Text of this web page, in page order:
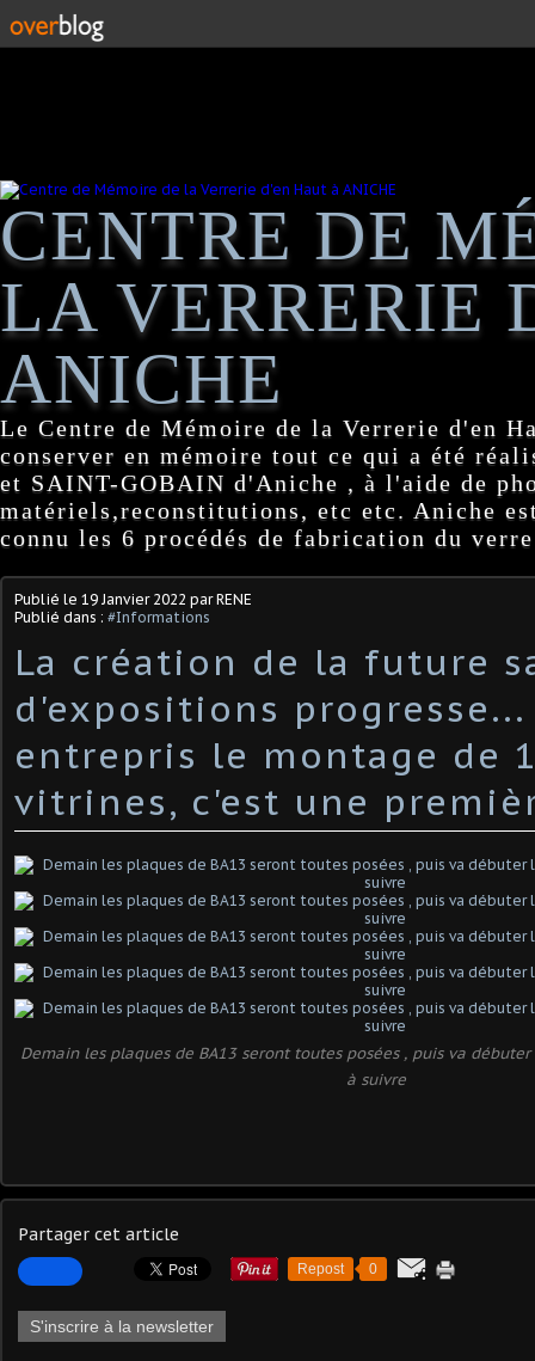
CENTRE DE
LA VERRERIE
ANICHE
Le Centre de Mémoire de la Verrerie d'en
conserver en mémoire tout ce qui a été
et SAINT-GOBAIN d'Aniche , à l'aide de
matériels,reconstitutions, etc etc. Aniche
connu les 6 procédés de fabrication du
Publié le 19 Janvier 2022 par RENE
Publié dans : #Informations
La création de la future
d'expositions progresse...
entrepris le montage de
vitrines, c'est une
Demain les plaques de BA13 seront toutes posées , puis va
à suivre
Partager cet article
Repost 0
S'inscrire à la newsletter